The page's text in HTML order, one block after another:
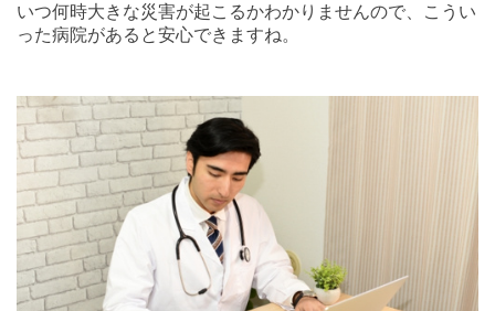
いつ何時大きな災害が起こるかわかりませんので、こうい
った病院があると安心できますね。